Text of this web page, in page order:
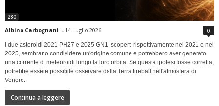
280
Albino Carbognani - 14 Luglio 2026 0
I due asteroidi 2021 PH27 e 2025 GN1, scoperti rispettivamente nel 2021 e nel
2025, sembrano condividere un'origine comune e potrebbero aver generato
una corrente di meteoroidi lungo la loro orbita. Se questa ipotesi fosse corretta,
potrebbe essere possibile osservare dalla Terra fireball nell'atmosfera di
Venere.
Continua a leggere